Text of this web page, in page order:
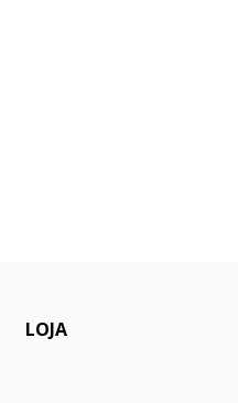
LOJA